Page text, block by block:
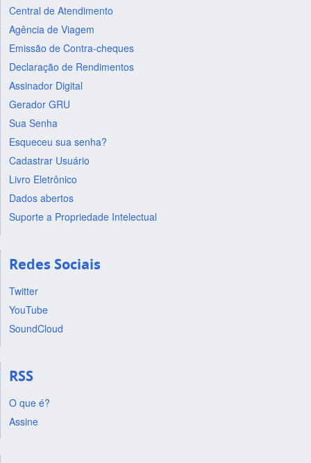
Central de Atendimento
Agência de Viagem
Emissão de Contra-cheques
Declaração de Rendimentos
Assinador Digital
Gerador GRU
Sua Senha
Esqueceu sua senha?
Cadastrar Usuário
Livro Eletrônico
Dados abertos
Suporte a Propriedade Intelectual
Redes Sociais
Twitter
YouTube
SoundCloud
RSS
O que é?
Assine